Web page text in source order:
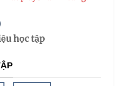
học tập